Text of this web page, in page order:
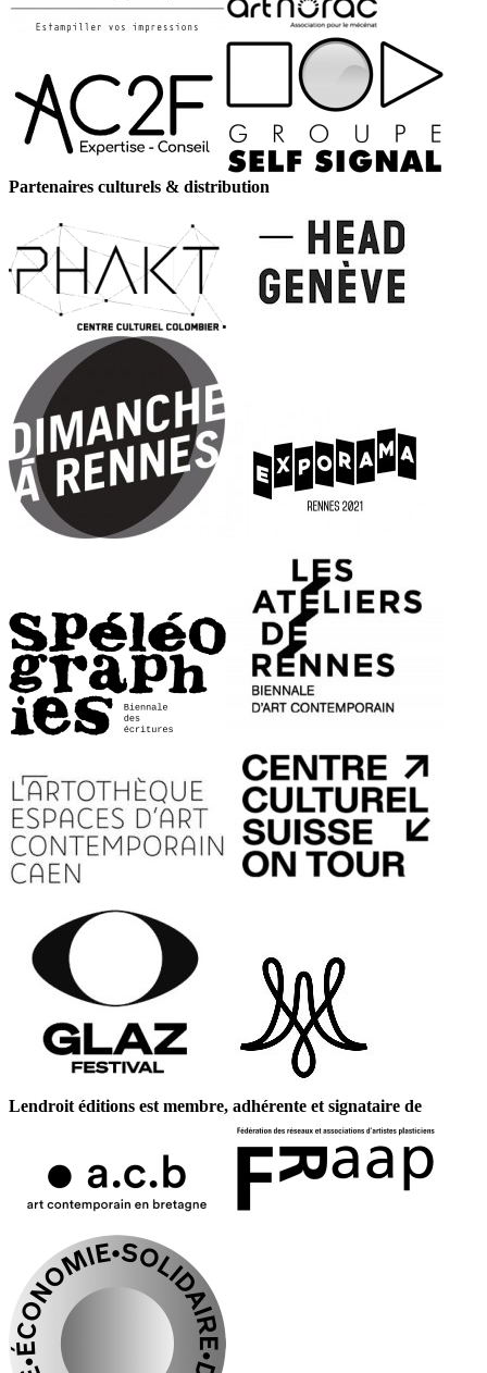
Partenaires culturels & distribution
Lendroit éditions est membre, adhérente et signataire de